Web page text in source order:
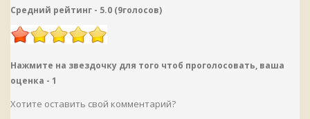
Средний рейтинг - 5.0 (9голосов)
Нажмите на звездочку для того чтоб проголосовать, ваша
оценка - 1
Хотите оставить свой комментарий?